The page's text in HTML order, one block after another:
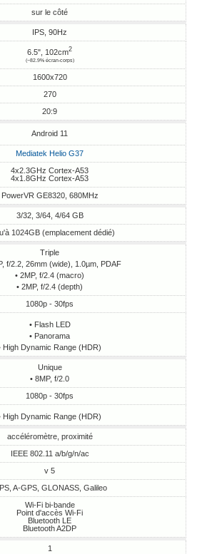
sur le côté
IPS, 90Hz
6.5", 102cm2
(~82.9% écran-corps)
1600x720
270
20:9
Android 11
Mediatek Helio G37
4x2.3GHz Cortex-A53
4x1.8GHz Cortex-A53
PowerVR GE8320, 680MHz
3/32, 3/64, 4/64 GB
1024GB (emplacement dédié)
Triple
f/2.2, 26mm (wide), 1.0µm, PDAF
• 2MP, f/2.4 (macro)
• 2MP, f/2.4 (depth)
1080p - 30fps
• Flash LED
• Panorama
High Dynamic Range (HDR)
Unique
• 8MP, f/2.0
1080p - 30fps
High Dynamic Range (HDR)
accéléromètre, proximité
IEEE 802.11 a/b/g/n/ac
v 5
A-GPS, GLONASS, Galileo
Wi-Fi bi-bande
Point d'accès Wi-Fi
Bluetooth LE
Bluetooth A2DP
1